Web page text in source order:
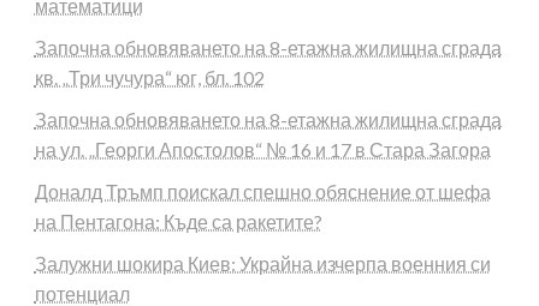
математици
Започна обновяването на 8-етажна жилищна сграда
кв. „Три чучура“ юг, бл. 102
Започна обновяването на 8-етажна жилищна сграда
на ул. „Георги Апостолов“ № 16 и 17 в Стара Загора
Доналд Тръмп поискал спешно обяснение от шефа
на Пентагона: Къде са ракетите?
Залужни шокира Киев: Украйна изчерпа военния си
потенциал